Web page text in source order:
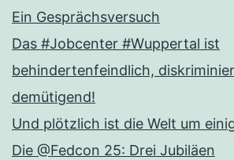
Ein Gesprächsversuch
Das #Jobcenter #Wuppertal ist
behindertenfeindlich,
demütigend!
Und plötzlich ist die Welt um
Die @Fedcon 25: Drei Jubiläen